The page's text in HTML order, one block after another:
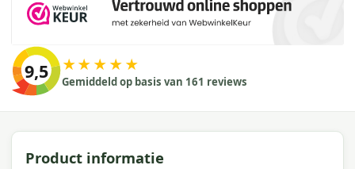
9,5 ★★★★★
Gemiddeld op basis van 161 reviews
Product informatie